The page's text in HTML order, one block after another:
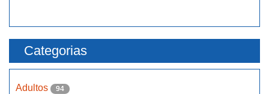
Categorias
Adultos 94